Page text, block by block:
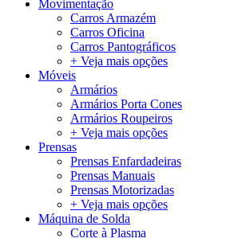
Movimentação
Carros Armazém
Carros Oficina
Carros Pantográficos
+ Veja mais opções
Móveis
Armários
Armários Porta Cones
Armários Roupeiros
+ Veja mais opções
Prensas
Prensas Enfardadeiras
Prensas Manuais
Prensas Motorizadas
+ Veja mais opções
Máquina de Solda
Corte à Plasma